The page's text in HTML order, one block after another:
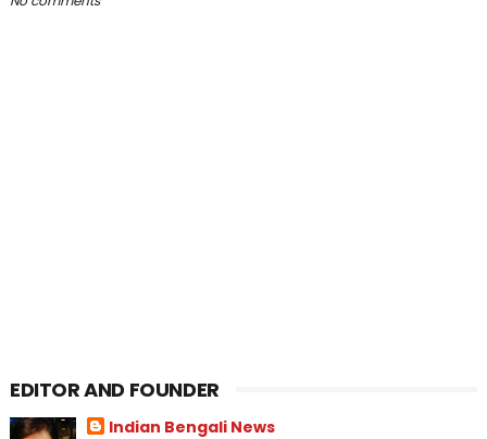
EDITOR AND FOUNDER
Indian Bengali News